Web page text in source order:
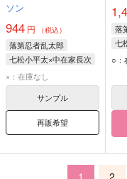
ソン
944 円 （税込）
落第忍者乱太郎
七松小平太×中在家長次
七松小平太
中在家長次
×：在庫なし
サンプル
再販希望
落
七
○：
1 2